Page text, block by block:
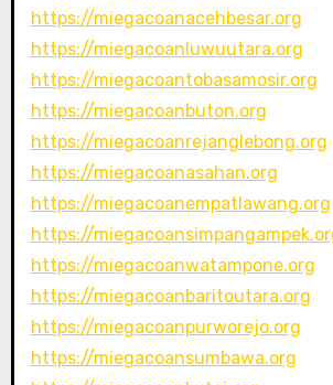
https://miegacoanacehbesar.org
https://miegacoanluwuutara.org
https://miegacoantobasamosir.org
https://miegacoanbuton.org
https://miegacoanrejanglebong.org
https://miegacoanasahan.org
https://miegacoanempatlawang.org
https://
https://miegacoanwatampone.org
https://miegacoanbaritoutara.org
https://miegacoanpurworejo.org
https://miegacoansumbawa.org